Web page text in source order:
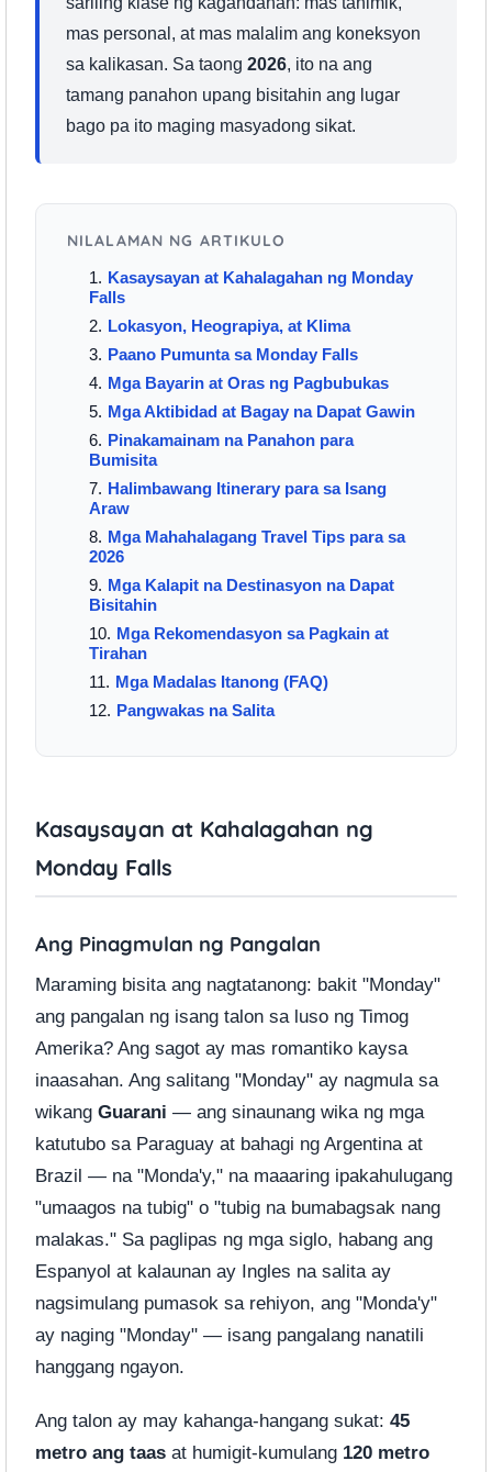
mas personal, at mas malalim ang koneksyon
sa kalikasan. Sa taong 2026, ito na ang
tamang panahon upang bisitahin ang lugar
bago pa ito maging masyadong sikat.
NILALAMAN NG ARTIKULO
Kasaysayan at Kahalagahan ng Monday
Falls
Lokasyon, Heograpiya, at Klima
Paano Pumunta sa Monday Falls
Mga Bayarin at Oras ng Pagbubukas
Mga Aktibidad at Bagay na Dapat Gawin
Pinakamainam na Panahon para
Bumisita
Halimbawang Itinerary para sa Isang
Araw
Mga Mahahalagang Travel Tips para sa
2026
Mga Kalapit na Destinasyon na Dapat
Bisitahin
Mga Rekomendasyon sa Pagkain at
Tirahan
Mga Madalas Itanong (FAQ)
Pangwakas na Salita
Kasaysayan at Kahalagahan ng
Monday Falls
Ang Pinagmulan ng Pangalan
Maraming bisita ang nagtatanong: bakit "Monday"
ang pangalan ng isang talon sa luso ng Timog
Amerika? Ang sagot ay mas romantiko kaysa
inaasahan. Ang salitang "Monday" ay nagmula sa
wikang Guarani — ang sinaunang wika ng mga
katutubo sa Paraguay at bahagi ng Argentina at
Brazil — na "Monda'y," na maaaring ipakahulugang
"umaagos na tubig" o "tubig na bumabagsak nang
malakas." Sa paglipas ng mga siglo, habang ang
Espanyol at kalaunan ay Ingles na salita ay
nagsimulang pumasok sa rehiyon, ang "Monda'y"
ay naging "Monday" — isang pangalang nanatili
hanggang ngayon.
Ang talon ay may kahanga-hangang sukat: 45
metro ang taas at humigit-kumulang 120 metro